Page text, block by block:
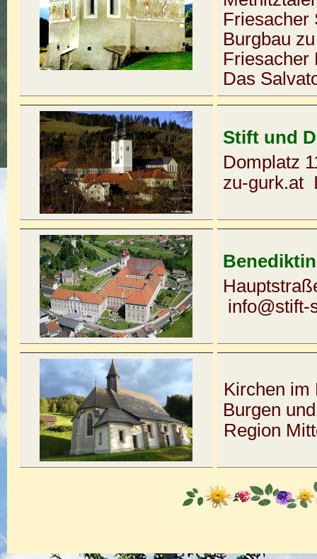
Friesacher
Burgbau
Friesacher
Das
Stift und
Domplatz
zu-gurk.at
Kirchen
Burgen
Region